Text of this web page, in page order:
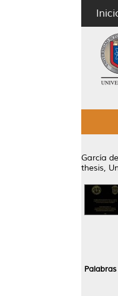
García
thesis,